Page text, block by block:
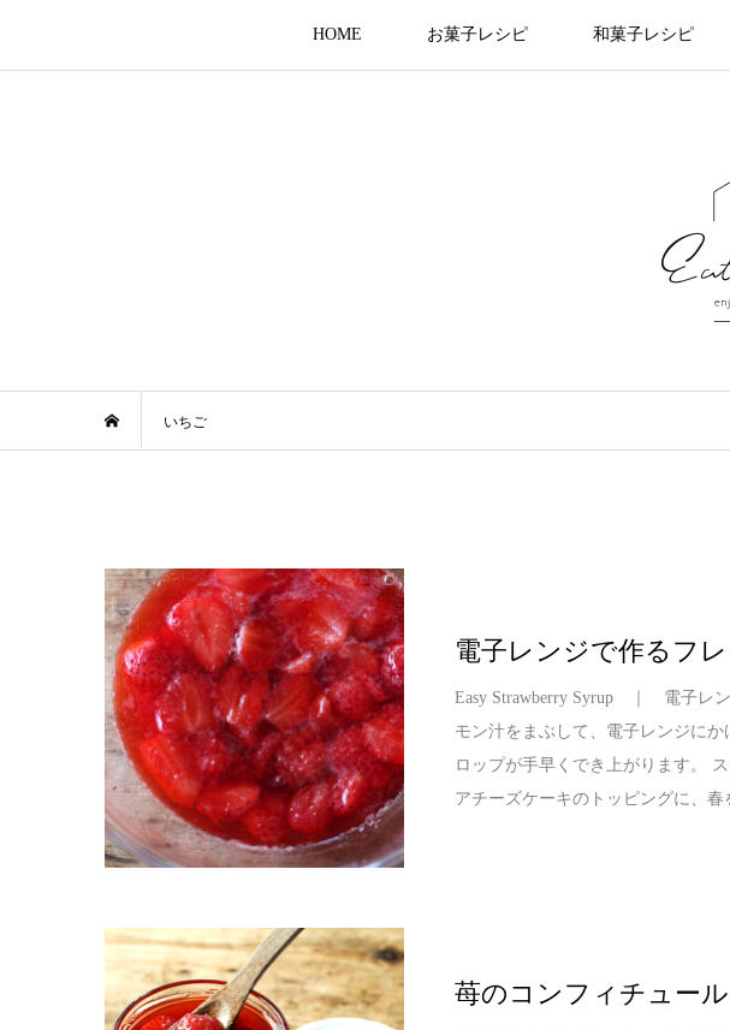
HOME お菓子レシピ 和菓子レシピ
いちご
電子レンジで作るフ
Easy Strawberry Syrup ｜ 電子レ
モン汁をまぶして、電子レンジに
ロップが手早くでき上がります。
アチーズケーキのトッピングに、春
苺のコンフィチュール